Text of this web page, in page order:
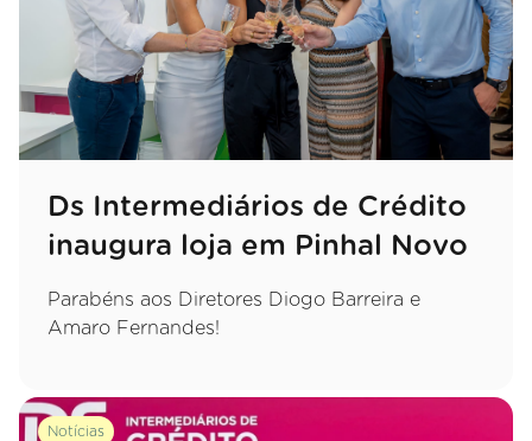
Ds Intermediários de Crédito
inaugura loja em Pinhal Novo
Parabéns aos Diretores Diogo Barreira e
Amaro Fernandes!
Notícias